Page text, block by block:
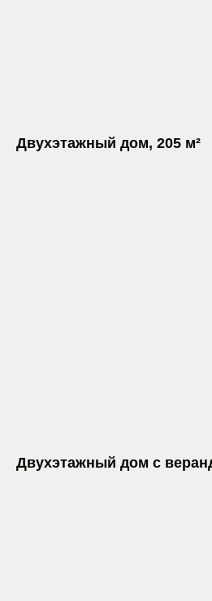
Двухэтажный дом, 205 м²
Двухэтажный дом с